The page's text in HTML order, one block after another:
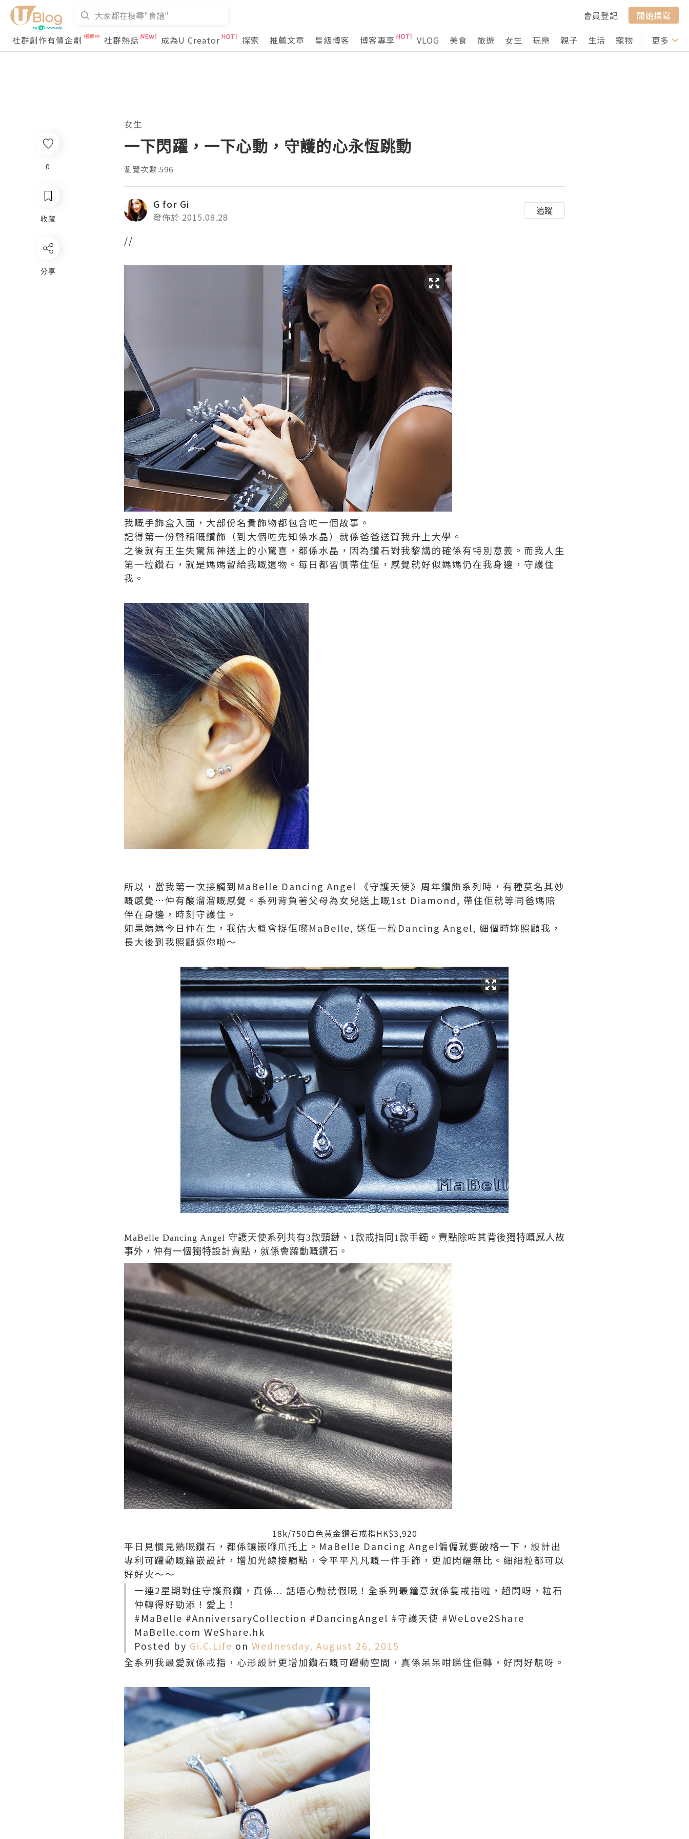
會員登記
開始撰寫
社群創作有價企劃
社群熱話 成為U Creator 探索 推薦文章 星級博客 博客專享 VLOG 美食 旅遊 女生 玩樂 親子 生活 寵物 行山 打卡
更多
0
收藏
分享
女生
一下閃躍，一下心動，守護的心永恆跳動
瀏覽次數:596
G for Gi
發佈於 2015.08.28
追蹤
//
我嘅手飾盒入面，大部份名貴飾物都包含咗一個故事。
記得第一份聲稱嘅鑽飾（到大個咗先知係水晶）就係爸爸送賀我升上大學。
之後就有王生失驚無神送上的小驚喜，都係水晶，因為鑽石對我黎講的確係有特別意義。而我人生
第一粒鑽石，就是媽媽留給我嘅遺物。每日都習慣帶住佢，感覺就好似媽媽仍在我身邊，守護住
我。
所以，當我第一次接觸到MaBelle Dancing Angel 《守護天使》周年鑽飾系列時，有種莫名其妙
嘅感覺…仲有酸溜溜嘅感覺。系列背負著父母為女兒送上嘅1st Diamond, 帶住佢就等同爸媽陪
伴在身邊，時刻守護住。
如果媽媽今日仲在生，我估大概會捉佢嚟MaBelle, 送佢一粒Dancing Angel, 細個時妳照顧我，
長大後到我照顧返你啦～
MaBelle Dancing Angel 守護天使系列共有3款頸鏈、 1款戒指同 1款手鐲。賣點除咗其背後獨特嘅感人故
事外，仲有一個獨特設計賣點，就係會躍動嘅鑽石。
18k/750白色黃金鑽石戒指HK$3,920
平日見慣見熟嘅鑽石，都係鑲嵌喺爪托上。MaBelle Dancing Angel偏偏就要破格一下，設計出
專利可躍動嘅鑲嵌設計，增加光線接觸點，令平平凡凡嘅一件手飾，更加閃耀無比。細細粒都可以
好好火～～
一連2星期對住守護飛鑽，真係... 話唔心動就假嘅！全系列最鐘意就係隻戒指啦，超閃呀，粒石
仲轉得好勁添！愛上！
#MaBelle #AnniversaryCollection #DancingAngel #守護天使 #WeLove2Share
MaBelle.com WeShare.hk
Posted by Gi.C.Life on Wednesday, August 26, 2015
全系列我最愛就係戒指，心形設計更增加鑽石嘅可躍動空間，真係呆呆咁睇住佢轉，好閃好靚呀。